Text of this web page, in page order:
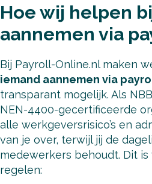
Hoe wij helpen
aannemen via
Bij Payroll-Online.nl maken
iemand aannemen via
transparant mogelijk. Als
NEN-4400-gecertificeerde
alle werkgeversrisico’s en
van je over, terwijl jij de
medewerkers behoudt. Dit
regelen: